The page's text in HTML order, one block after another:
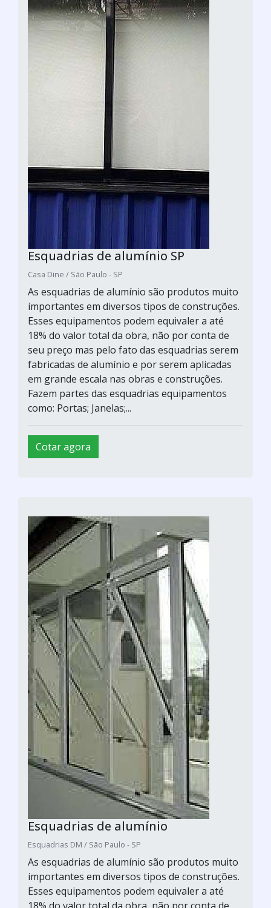
Esquadrias de alumínio SP
Casa Dine / São Paulo - SP
As esquadrias de alumínio são produtos muito
importantes em diversos tipos de construções.
Esses equipamentos podem equivaler a até
18% do valor total da obra, não por conta de
seu preço mas pelo fato das esquadrias serem
fabricadas de alumínio e por serem aplicadas
em grande escala nas obras e construções.
Fazem partes das esquadrias equipamentos
como: Portas; Janelas;...
Cotar agora
Esquadrias de alumínio
Esquadrias DM / São Paulo - SP
As esquadrias de alumínio são produtos muito
importantes em diversos tipos de construções.
Esses equipamentos podem equivaler a até